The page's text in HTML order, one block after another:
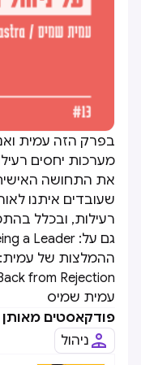
בפרק הזה עמית
מערכות יחסים
את התחושה
שעובדים איתנו
רעילות, ובכלל
עמית שמיס
פודקאסטים מאותן
ניהול